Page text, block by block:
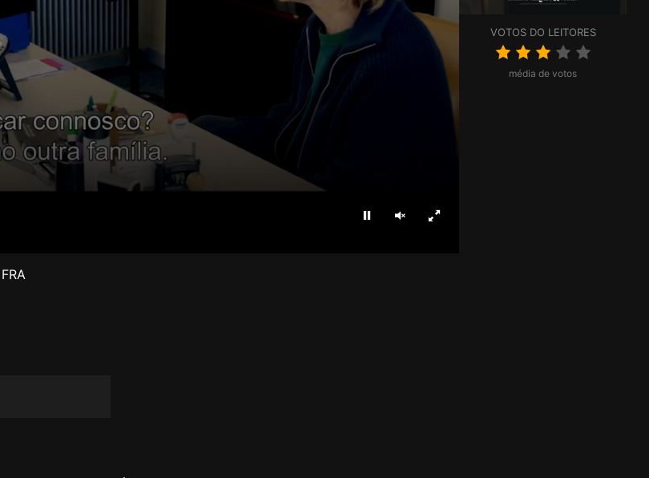
PararLigar somEcrã inteiro
VOTOS DO LEITORES
média de votos
FRA